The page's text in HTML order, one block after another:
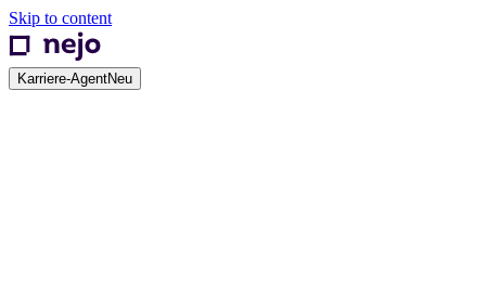
Skip to content
Karriere-AgentNeu